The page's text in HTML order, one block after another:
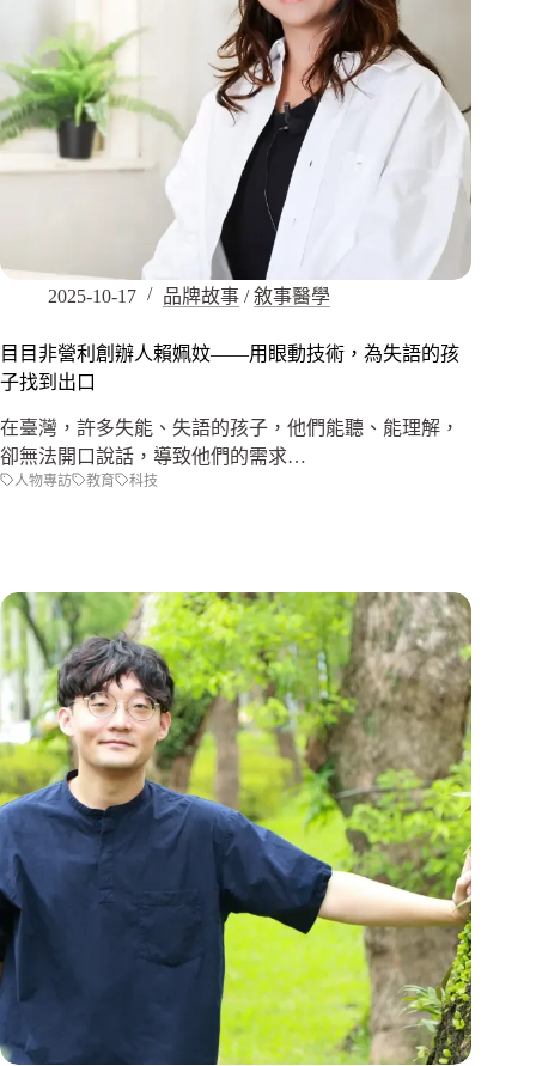
2025-10-17 品牌故事 /敘事醫學
目目非營利創辦人賴姵妏——用眼動技術，為失語的孩
子找到出口
在臺灣，許多失能、失語的孩子，他們能聽、能理解，
卻無法開口說話，導致他們的需求…
人物專訪 教育 科技